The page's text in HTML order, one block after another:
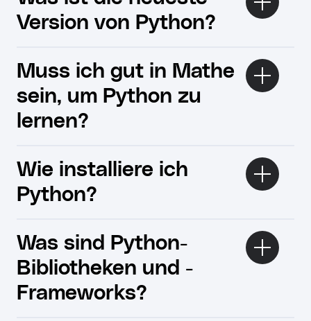
Version von Python?
Muss ich gut in Mathe
sein, um Python zu
lernen?
Wie installiere ich
Python?
Was sind Python-
Bibliotheken und -
Frameworks?